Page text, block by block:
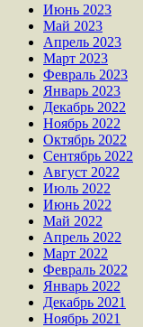
Июнь 2023
Май 2023
Апрель 2023
Март 2023
Февраль 2023
Январь 2023
Декабрь 2022
Ноябрь 2022
Октябрь 2022
Сентябрь 2022
Август 2022
Июль 2022
Июнь 2022
Май 2022
Апрель 2022
Март 2022
Февраль 2022
Январь 2022
Декабрь 2021
Ноябрь 2021